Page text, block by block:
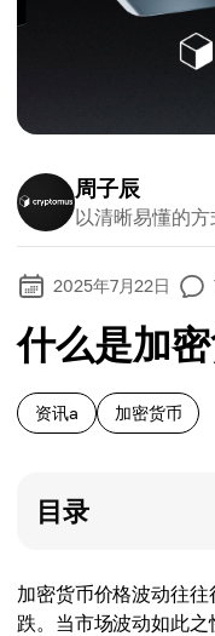
周子辰
以清晰易懂的方
2025年7月22日
什么是加
资讯a 加密货币
目录
加密货币价格波动往
跌。当市场波动如此